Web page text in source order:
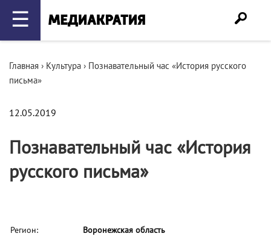
☰
Главная › Культура › Познавательный час «История русского
письма»
12.05.2019
Познавательный час «История
русского письма»
Регион:
Воронежская область